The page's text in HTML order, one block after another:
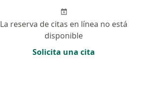
La reserva de citas en línea no está
disponible
Solicita una cita